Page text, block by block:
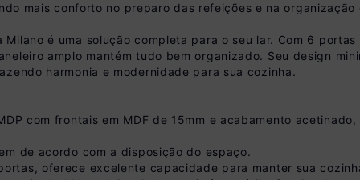
mais conforto no preparo das refeições e na organização
é uma solução completa para o seu lar. Com 6
amplo mantém tudo bem organizado. Seu design
harmonia e modernidade para sua cozinha.
com frontais em MDF de 15mm e acabamento
de acordo com a disposição do espaço.
oferece excelente capacidade para manter sua